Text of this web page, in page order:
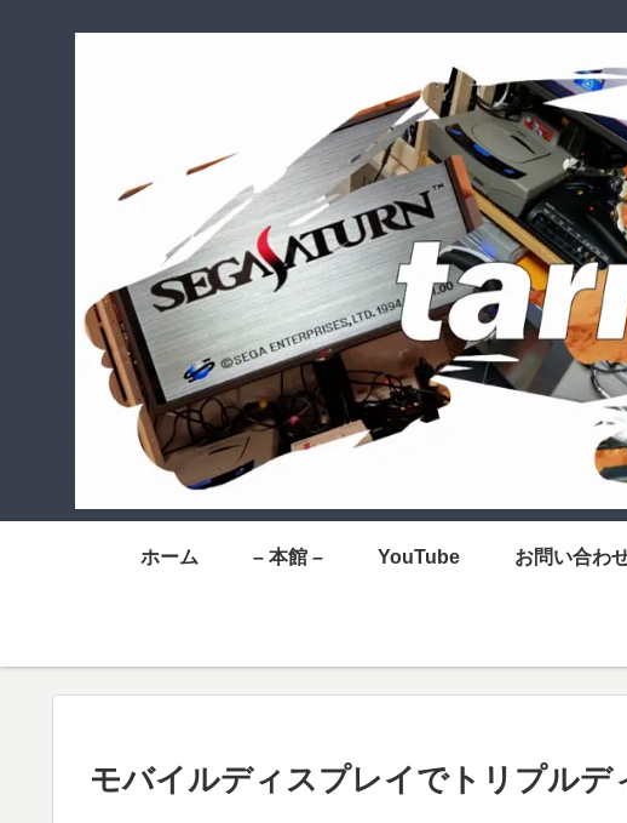
ホーム – 本館 – YouTube お問い合わ
モバイルディスプレイでトリプルデ